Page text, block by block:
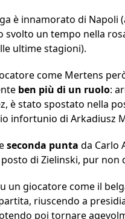
è innamorato di
svolto un tempo nella
ultime stagioni).
come Mertens
ben più di un ruolo:
è stato spostato nella
infortunio di Arkadiusz
seconda punta da Carlo
di Zielinski, pur
un giocatore come il
riuscendo a
poi tornare